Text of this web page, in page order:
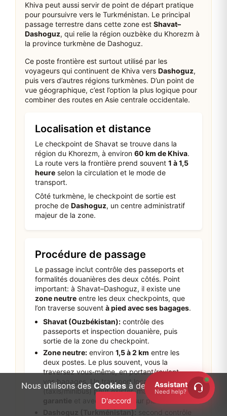
Khiva peut aussi servir de point de départ pratique
pour poursuivre vers le Turkménistan. Le principal
passage terrestre dans cette zone est Shavat–
Dashoguz, qui relie la région ouzbèke du Khorezm à
la province turkmène de Dashoguz.
Ce poste frontière est surtout utilisé par les
voyageurs qui continuent de Khiva vers Dashoguz,
puis vers d’autres régions turkmènes. D’un point de
vue géographique, c’est l’option la plus logique pour
combiner des routes en Asie centrale occidentale.
Localisation et distance
Le checkpoint de Shavat se trouve dans la
région du Khorezm, à environ 60 km de Khiva.
La route vers la frontière prend souvent 1 à 1,5
heure selon la circulation et le mode de
transport.
Côté turkmène, le checkpoint de sortie est
proche de Dashoguz, un centre administratif
majeur de la zone.
Procédure de passage
Le passage inclut contrôle des passeports et
formalités douanières des deux côtés. Point
important: à Shavat–Dashoguz, il existe une
zone neutre entre les deux checkpoints, que
l’on traverse souvent à pied avec ses bagages.
Shavat (Ouzbékistan): contrôle des
passeports et inspection douanière, puis
sortie de la zone du checkpoint.
Zone neutre: environ 1,5 à 2 km entre les
deux postes. Le plus souvent, vous la
traversez vous‑même, en portant/roulant
vos bagages. Un transport local
(taxis/minibus) peut exister, mais
sans
et avec paiement sur place.
Dashoguz (Turkménistan): second contrôle
Assistant
Need help?
Nous utilisons des Cookiesà des fins d'analyse.
D'accord